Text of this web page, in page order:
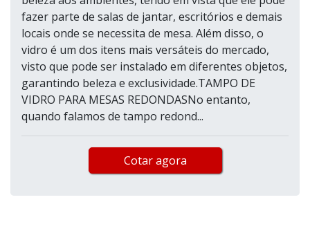
fazer parte de salas de jantar, escritórios e demais
locais onde se necessita de mesa. Além disso, o
vidro é um dos itens mais versáteis do mercado,
visto que pode ser instalado em diferentes objetos,
garantindo beleza e exclusividade.TAMPO DE
VIDRO PARA MESAS REDONDASNo entanto,
quando falamos de tampo redond...
Cotar agora